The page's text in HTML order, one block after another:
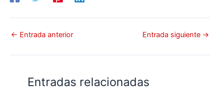
← Entrada anterior Entrada siguiente →
Entradas relacionadas